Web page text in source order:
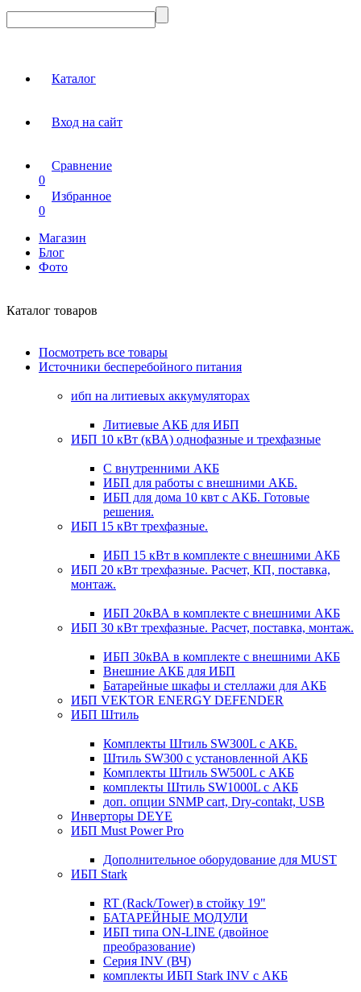
Каталог
Вход на сайт
Сравнение
0
Избранное
0
Магазин
Блог
Фото
Каталог товаров
Посмотреть все товары
Источники бесперебойного питания
ибп на литиевых аккумуляторах
Литиевые АКБ для ИБП
ИБП 10 кВт (кВА) однофазные и трехфазные
С внутренними АКБ
ИБП для работы с внешними АКБ.
ИБП для дома 10 квт с АКБ. Готовые
решения.
ИБП 15 кВт трехфазные.
ИБП 15 кВт в комплекте с внешними АКБ
ИБП 20 кВт трехфазные. Расчет, КП, поставка,
монтаж.
ИБП 20кВА в комплекте с внешними АКБ
ИБП 30 кВт трехфазные. Расчет, поставка, монтаж.
ИБП 30кВА в комплекте с внешними АКБ
Внешние АКБ для ИБП
Батарейные шкафы и стеллажи для АКБ
ИБП VEKTOR ENERGY DEFENDER
ИБП Штиль
Комплекты Штиль SW300L с АКБ.
Штиль SW300 с установленной АКБ
Комплекты Штиль SW500L с АКБ
комплекты Штиль SW1000L с АКБ
доп. опции SNMP cart, Dry-contakt, USB
Инверторы DEYE
ИБП Must Power Pro
Дополнительное оборудование для MUST
ИБП Stark
RT (Rack/Tower) в стойку 19"
БАТАРЕЙНЫЕ МОДУЛИ
ИБП типа ON-LINE (двойное
преобразование)
Серия INV (ВЧ)
комплекты ИБП Stark INV с АКБ